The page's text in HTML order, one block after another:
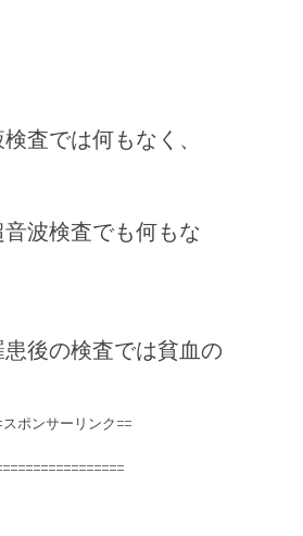
査では何もなく、
波検査でも何もな
後の検査では貧血の
スポンサーリンク==